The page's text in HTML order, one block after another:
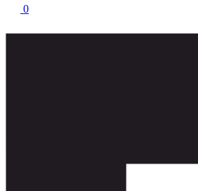
0